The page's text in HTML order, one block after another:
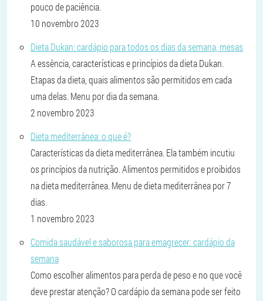
pouco de paciência.
10 novembro 2023
Dieta Dukan: cardápio para todos os dias da semana, mesas
A essência, características e princípios da dieta Dukan.
Etapas da dieta, quais alimentos são permitidos em cada
uma delas. Menu por dia da semana.
2 novembro 2023
Dieta mediterrânea: o que é?
Características da dieta mediterrânea. Ela também incutiu
os princípios da nutrição. Alimentos permitidos e proibidos
na dieta mediterrânea. Menu de dieta mediterrânea por 7
dias.
1 novembro 2023
Comida saudável e saborosa para emagrecer: cardápio da
semana
Como escolher alimentos para perda de peso e no que você
deve prestar atenção? O cardápio da semana pode ser feito